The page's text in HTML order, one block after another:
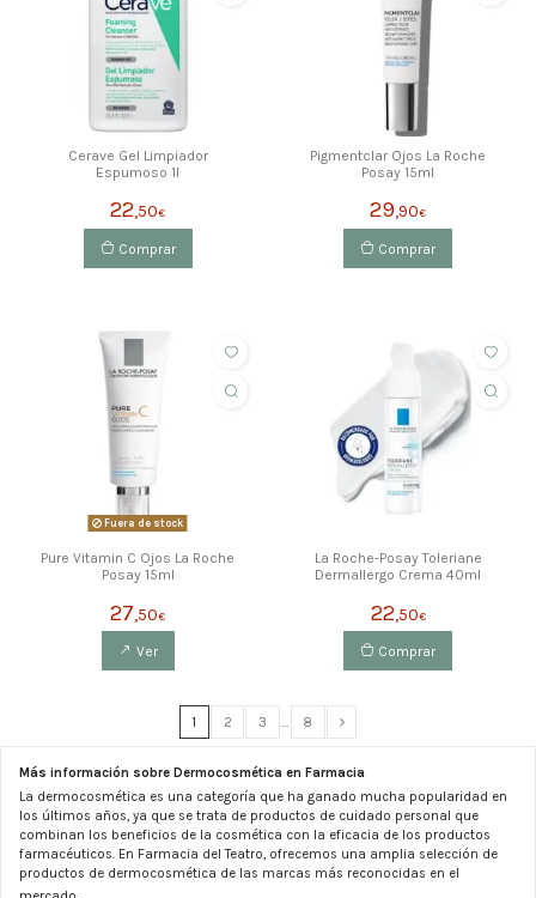
Cerave Gel Limpiador
Espumoso 1l
22,50€
Comprar
Pigmentclar Ojos La Roche
Posay 15ml
29,90€
Comprar
Fuera de stock
Pure Vitamin C Ojos La Roche
Posay 15ml
27,50€
Ver
La Roche-Posay Toleriane
Dermallergo Crema 40ml
22,50€
Comprar
1 2 3 … 8
Más información sobre Dermocosmética en Farmacia
La dermocosmética es una categoría que ha ganado mucha popularidad en
los últimos años, ya que se trata de productos de cuidado personal que
combinan los beneficios de la cosmética con la eficacia de los productos
farmacéuticos. En Farmacia del Teatro, ofrecemos una amplia selección de
productos de dermocosmética de las marcas más reconocidas en el